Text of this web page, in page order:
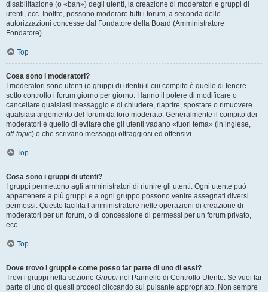
disabilitazione (o «ban») degli utenti, la creazione di moderatori e gruppi di
utenti, ecc. Inoltre, possono moderare tutti i forum, a seconda delle
autorizzazioni concesse dal Fondatore della Board (Amministratore
Fondatore).
Top
Cosa sono i moderatori?
I moderatori sono utenti (o gruppi di utenti) il cui compito è quello di tenere
sotto controllo i forum giorno per giorno. Hanno il potere di modificare o
cancellare qualsiasi messaggio e di chiudere, riaprire, spostare o rimuovere
qualsiasi argomento del forum da loro moderato. Generalmente il compito dei
moderatori è quello di evitare che gli utenti vadano «fuori tema» (in inglese,
off-topic) o che scrivano messaggi oltraggiosi ed offensivi.
Top
Cosa sono i gruppi di utenti?
I gruppi permettono agli amministratori di riunire gli utenti. Ogni utente può
appartenere a più gruppi e a ogni gruppo possono venire assegnati diversi
permessi. Questo facilita l’amministratore nelle operazioni di creazione di
moderatori per un forum, o di concessione di permessi per un forum privato,
ecc.
Top
Dove trovo i gruppi e come posso far parte di uno di essi?
Trovi i gruppi nella sezione Gruppi nel Pannello di Controllo Utente. Se vuoi far
parte di uno di questi procedi cliccando sul pulsante appropriato. Non sempre